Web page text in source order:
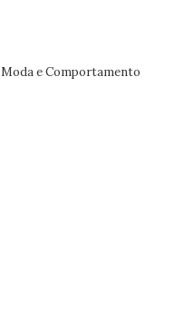
Moda e Comportamento